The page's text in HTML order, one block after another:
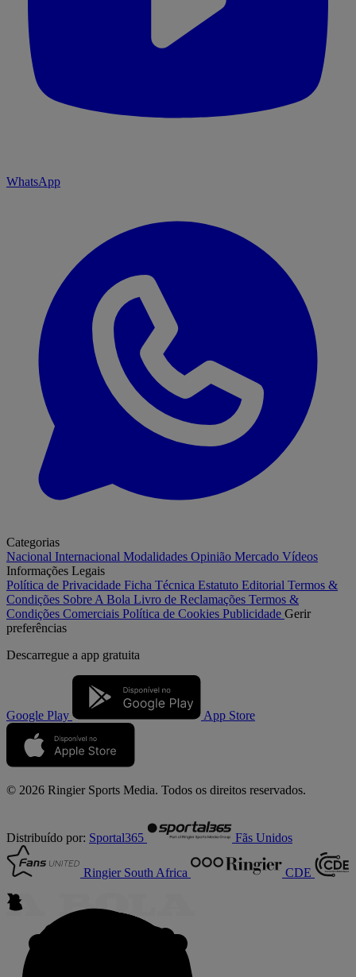
WhatsApp
Categorias
Nacional Internacional Modalidades Opinião Mercado Vídeos
Informações Legais
Política de Privacidade Ficha Técnica Estatuto Editorial Termos &
Condições Sobre A Bola Livro de Reclamações Termos &
Condições Comerciais Política de Cookies Publicidade Gerir
preferências
Descarregue a app gratuita
Google Play App Store
© 2026 Ringier Sports Media. Todos os direitos reservados.
Distribuído por: Sportal365 Fãs Unidos
Ringier South Africa CDE